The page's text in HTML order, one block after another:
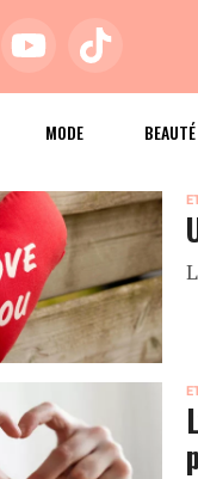
MODE BEAUTÉ